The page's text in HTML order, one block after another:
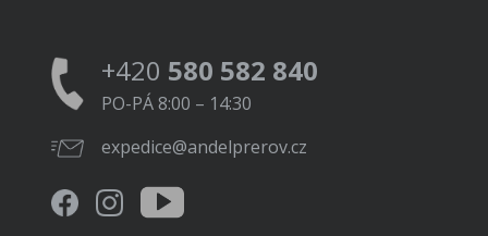
+420 580 582 840
PO-PÁ 8:00 – 14:30
expedice@andelprerov.cz